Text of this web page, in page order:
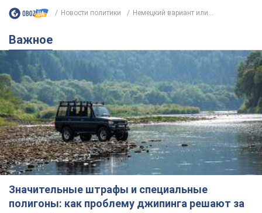
Новости политики Немецкий вариант или...
Важное
Значительные штрафы и специальные
полигоны: как проблему джипинга решают за